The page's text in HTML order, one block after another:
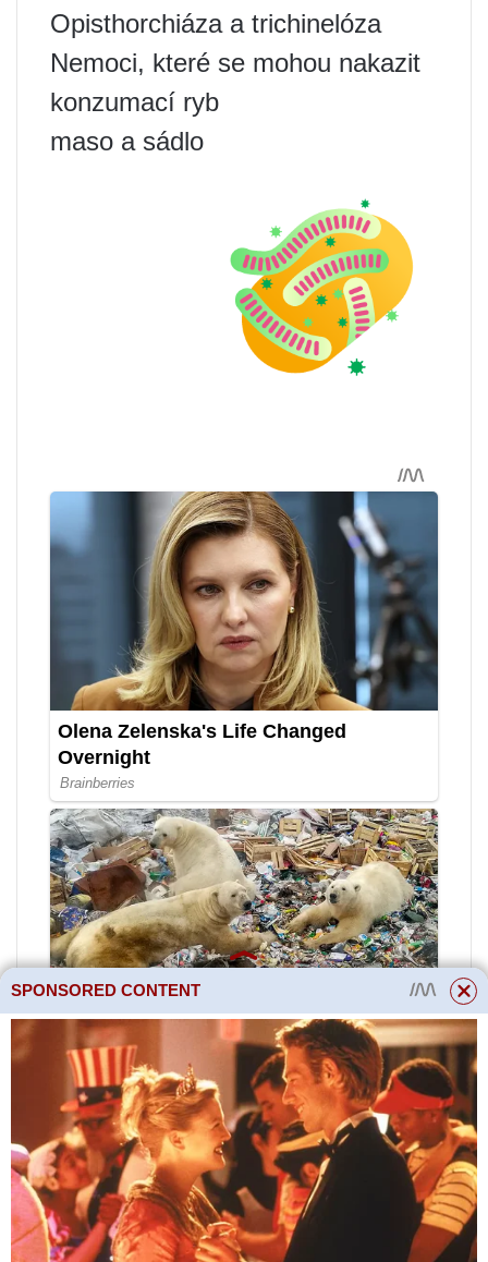
Opisthorchiáza a trichinelóza
Nemoci, které se mohou nakazit
konzumací ryb
maso a sádlo
SPONSORED CONTENT